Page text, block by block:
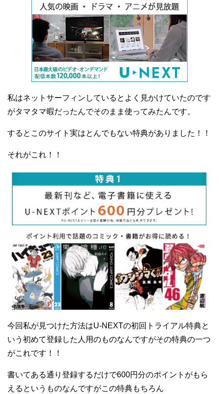
私はネットサーフィンしているとよく見かけていたのです
がタマタマ暇だったんでそのまま使ってみたんです。
するとこのサイト実はとんでもない特典がありました！！
それがこれ！！
今回私が見つけた方法はU-NEXTの初回トライアル特典と
いう初めて登録した人用のものなんですがその特典の一つ
がこれです！！
書いてある通り登録するだけで600円分のポイントがもら
えるというものなんですがこの特典もちろん